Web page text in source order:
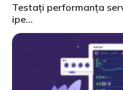
Testați performanța
ipe...